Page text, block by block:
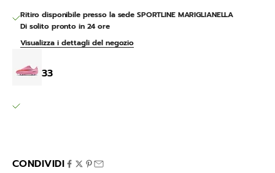
Ritiro disponibile presso la sede SPORTLINE MARIGLIANELLA
Di solito pronto in 24 ore
Visualizza i dettagli del negozio
33
CONDIVIDI